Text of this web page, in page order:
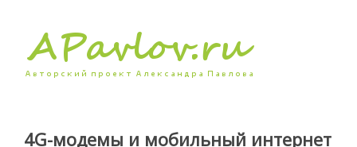
4G-модемы и мобильный интернет